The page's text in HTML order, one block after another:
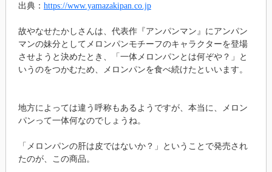
出典： https://www.yamazakipan.co.jp
故やなせたかしさんは、代表作『アンパンマン』にアンパン
マンの妹分としてメロンパンモチーフのキャラクターを登場
させようと決めたとき、「一体メロンパンとは何ぞや？」と
いうのをつかむため、メロンパンを食べ続けたといいます。
地方によっては違う呼称もあるようですが、本当に、メロン
パンって一体何なのでしょうね。
「メロンパンの肝は皮ではないか？」ということで発売され
たのが、この商品。